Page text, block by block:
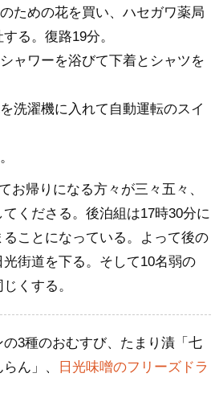
ための花を買い、ハセガワ薬局
る。復路19分。
ャワーを浴びて下着とシャツを
洗濯機に入れて自動運転のスイ
お帰りになる方々が三々五々、
くださる。後泊組は17時30分に
ことになっている。よって後の
街道を下る。そして10名弱の
くする。
3種のおむすび、たまり漬「七
ん」、
日光味噌のフリーズドラ